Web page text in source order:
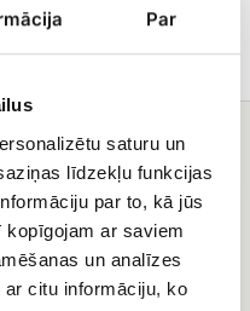
Par
saturu un
līdzekļu funkcijas
par to, kā jūs
ar saviem
un analīzes
citu informāciju, ko